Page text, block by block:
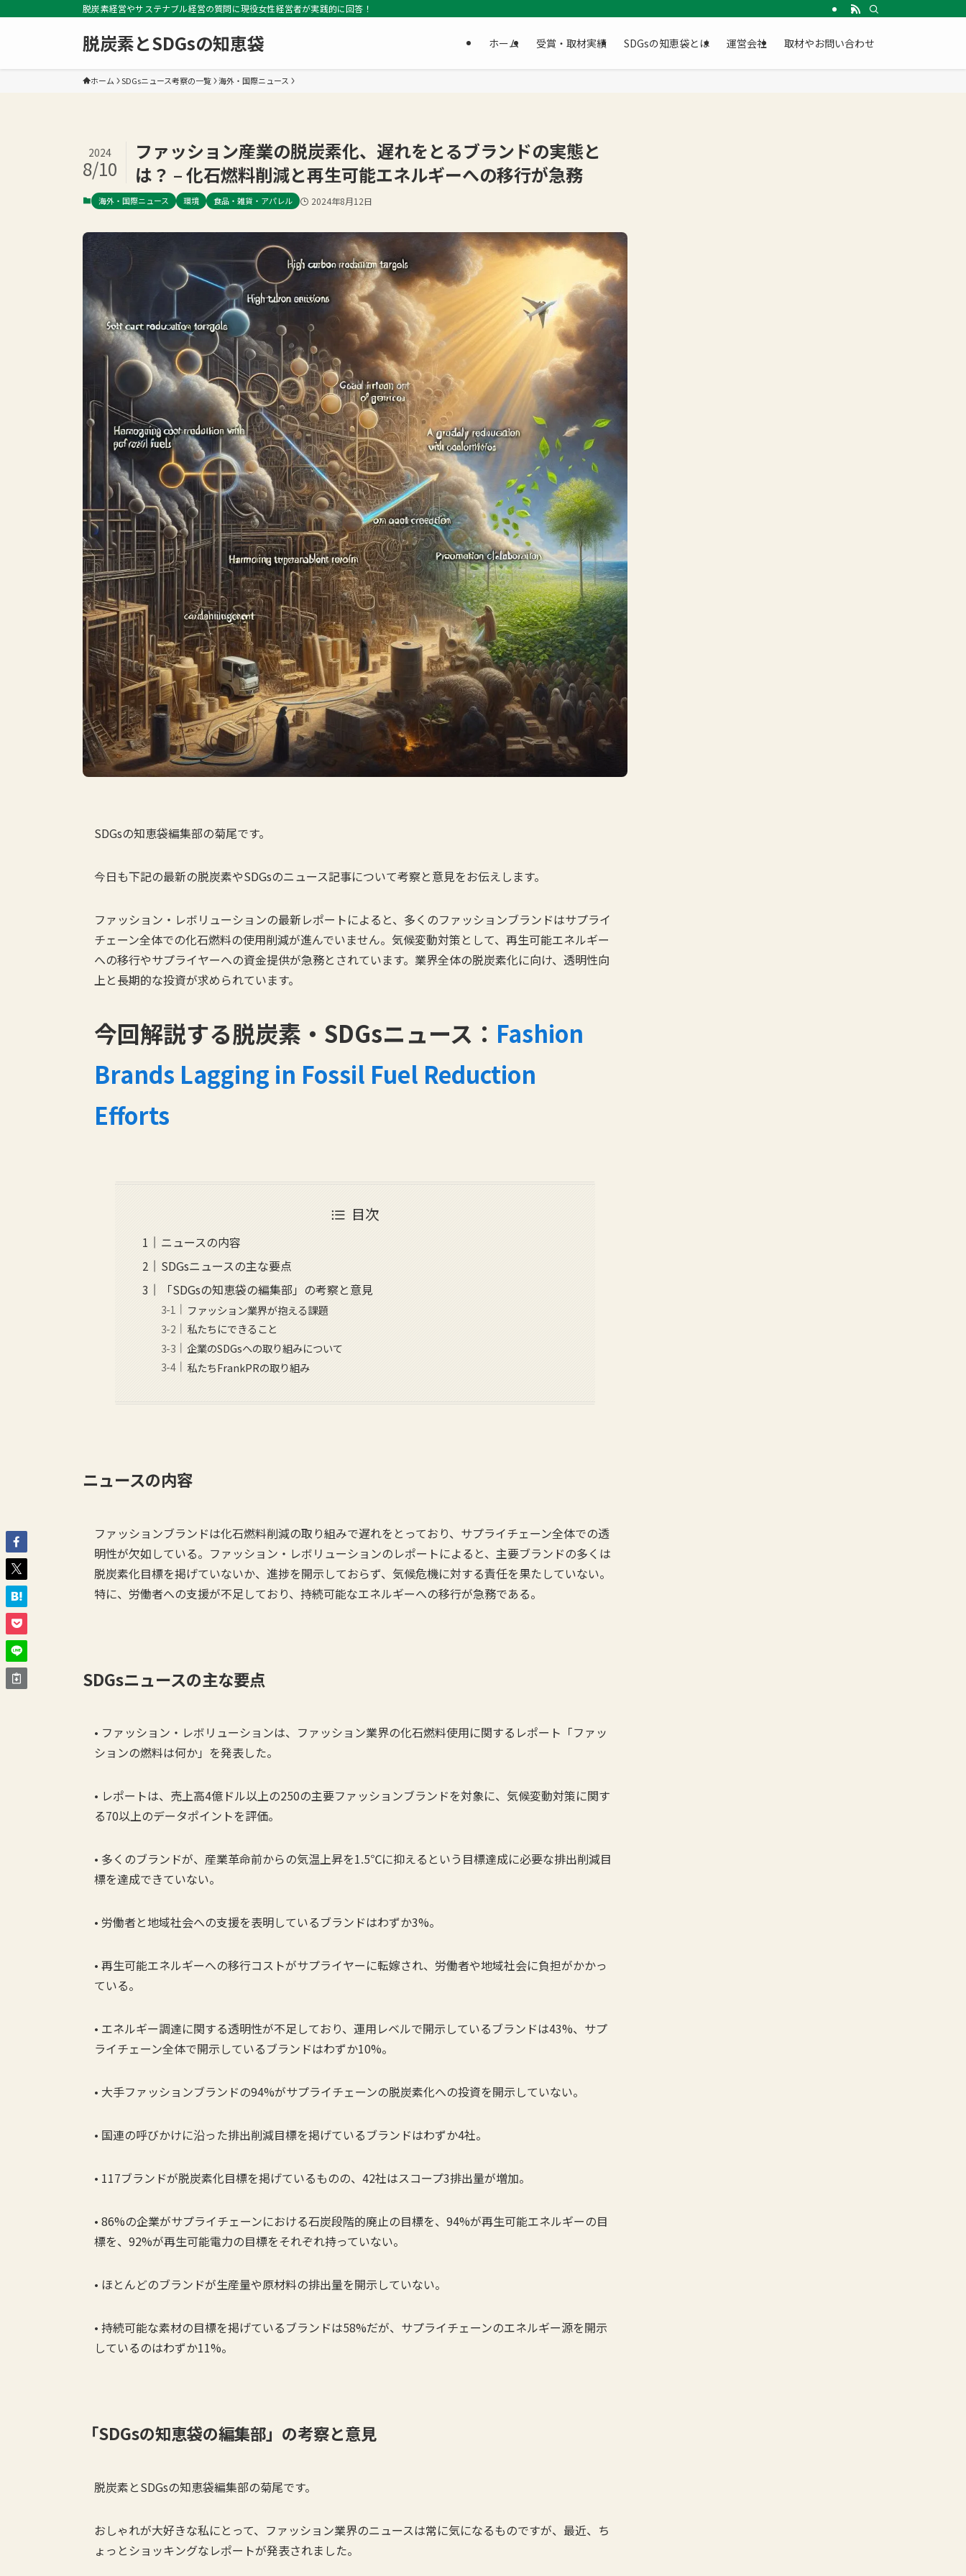
脱炭素経営やサステナブル経営の質問に現役女性経営者が実践的に回答！
脱炭素とSDGsの知恵袋 ホーム 受賞・取材実績 SDGsの知恵袋とは 運営会社 取材やお問い合わせ
ホーム SDGsニュース考察の一覧 海外・国際ニュース
ファッション産業の脱炭素化、遅れをとるブランドの実態と
は？ – 化石燃料削減と再生可能エネルギーへの移行が急務
2024
8/10
海外・国際ニュース 環境 食品・雑貨・アパレル 2024年8月12日
SDGsの知恵袋編集部の菊尾です。
今日も下記の最新の脱炭素やSDGsのニュース記事について考察と意見をお伝えします。
ファッション・レボリューションの最新レポートによると、多くのファッションブランドはサプライ
チェーン全体での化石燃料の使用削減が進んでいません。気候変動対策として、再生可能エネルギー
への移行やサプライヤーへの資金提供が急務とされています。業界全体の脱炭素化に向け、透明性向
上と長期的な投資が求められています。
今回解説する脱炭素・SDGsニュース： Fashion
Brands Lagging in Fossil Fuel Reduction
Efforts
目次
ニュースの内容
SDGsニュースの主な要点
「SDGsの知恵袋の編集部」の考察と意見
ファッション業界が抱える課題
私たちにできること
企業のSDGsへの取り組みについて
私たちFrankPRの取り組み
ニュースの内容
ファッションブランドは化石燃料削減の取り組みで遅れをとっており、サプライチェーン全体での透
明性が欠如している。ファッション・レボリューションのレポートによると、主要ブランドの多くは
脱炭素化目標を掲げていないか、進捗を開示しておらず、気候危機に対する責任を果たしていない。
特に、労働者への支援が不足しており、持続可能なエネルギーへの移行が急務である。
SDGsニュースの主な要点
• ファッション・レボリューションは、ファッション業界の化石燃料使用に関するレポート「ファッ
ションの燃料は何か」を発表した。
• レポートは、売上高4億ドル以上の250の主要ファッションブランドを対象に、気候変動対策に関す
る70以上のデータポイントを評価。
• 多くのブランドが、産業革命前からの気温上昇を1.5℃に抑えるという目標達成に必要な排出削減目
標を達成できていない。
• 労働者と地域社会への支援を表明しているブランドはわずか3%。
• 再生可能エネルギーへの移行コストがサプライヤーに転嫁され、労働者や地域社会に負担がかかっ
ている。
• エネルギー調達に関する透明性が不足しており、運用レベルで開示しているブランドは43%、サプ
ライチェーン全体で開示しているブランドはわずか10%。
• 大手ファッションブランドの94%がサプライチェーンの脱炭素化への投資を開示していない。
• 国連の呼びかけに沿った排出削減目標を掲げているブランドはわずか4社。
• 117ブランドが脱炭素化目標を掲げているものの、42社はスコープ3排出量が増加。
• 86%の企業がサプライチェーンにおける石炭段階的廃止の目標を、94%が再生可能エネルギーの目
標を、92%が再生可能電力の目標をそれぞれ持っていない。
• ほとんどのブランドが生産量や原材料の排出量を開示していない。
• 持続可能な素材の目標を掲げているブランドは58%だが、サプライチェーンのエネルギー源を開示
しているのはわずか11%。
「SDGsの知恵袋の編集部」の考察と意見
脱炭素とSDGsの知恵袋編集部の菊尾です。
おしゃれが大好きな私にとって、ファッション業界のニュースは常に気になるものですが、最近、ち
ょっとショッキングなレポートが発表されました。